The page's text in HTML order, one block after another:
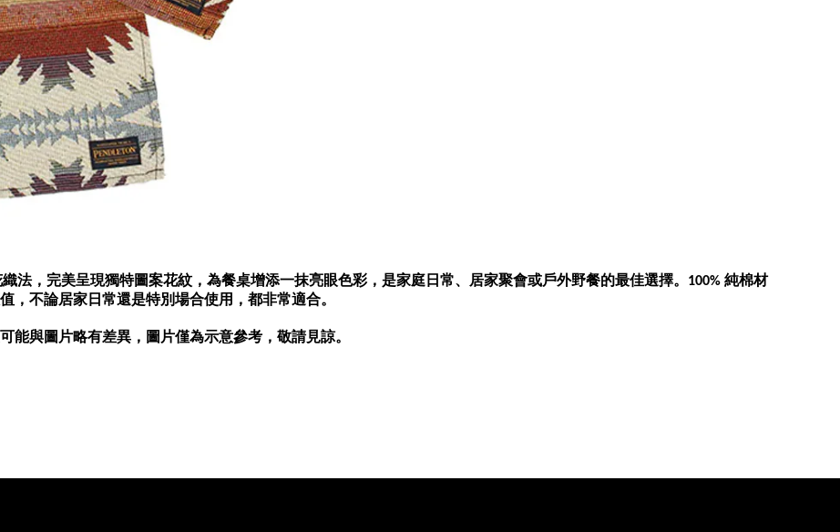
法，完美呈現獨特圖案花紋，為餐桌增添一抹亮眼色彩，是家庭日常、居家聚會或戶外野餐的最佳選擇。 100% 純棉材
，不論居家日常還是特別場合使用，都非常適合。
與圖片略有差異，圖片僅為示意參考，敬請見諒。